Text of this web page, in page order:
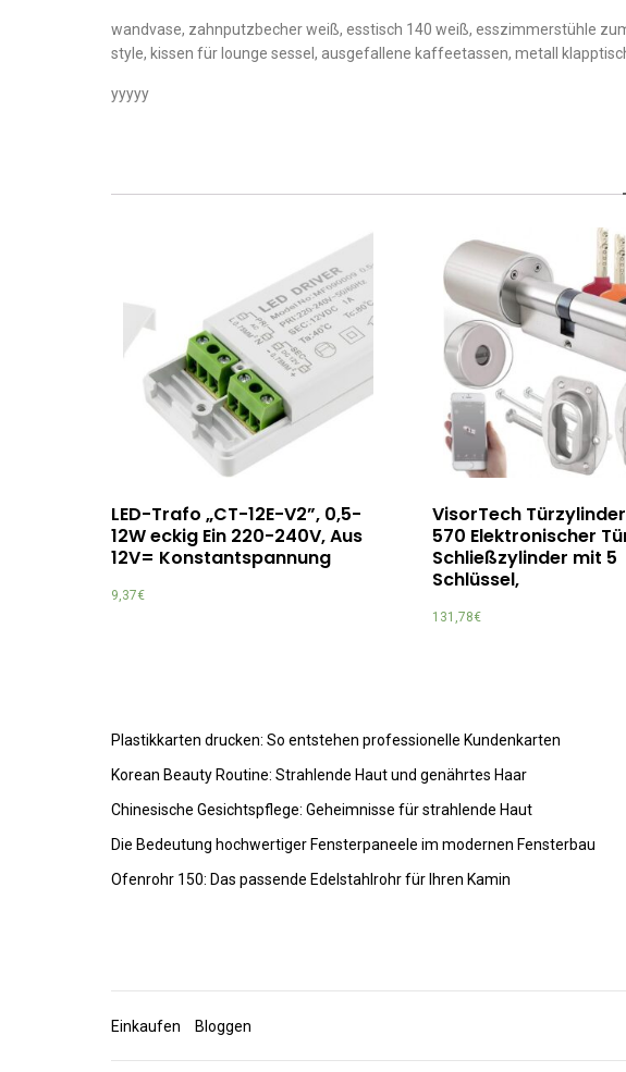
wandvase, zahnputzbecher weiß, esstisch 140 weiß, esszimmerstühle
style, kissen für lounge sessel, ausgefallene kaffeetassen, metall
yyyyy
LED-Trafo „CT-12E-V2”, 0,5-
12W eckig Ein 220-240V, Aus
12V= Konstantspannung
9,37€
VisorTech
570 Elektronischer
Schließzylinder mit 5
Schlüssel,
131,78€
Plastikkarten drucken: So entstehen professionelle Kundenkarten
Korean Beauty Routine: Strahlende Haut und genährtes Haar
Chinesische Gesichtspflege: Geheimnisse für strahlende Haut
Die Bedeutung hochwertiger Fensterpaneele im modernen Fensterbau
Ofenrohr 150: Das passende Edelstahlrohr für Ihren Kamin
Einkaufen Bloggen